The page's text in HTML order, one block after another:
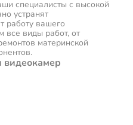
специалисты с высокой
устранят
работу вашего
виды работ, от
материнской